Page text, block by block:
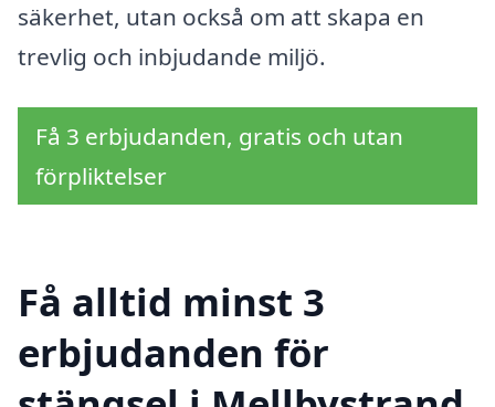
säkerhet, utan också om att skapa en
trevlig och inbjudande miljö.
Få 3 erbjudanden, gratis och utan
förpliktelser
Få alltid minst 3
erbjudanden för